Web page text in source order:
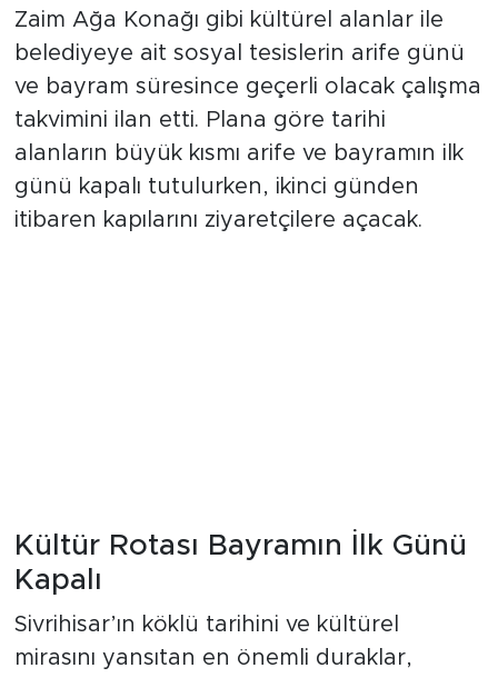
Zaim Ağa Konağı gibi kültürel alanlar ile
belediyeye ait sosyal tesislerin arife günü
ve bayram süresince geçerli olacak çalışma
takvimini ilan etti. Plana göre tarihi
alanların büyük kısmı arife ve bayramın ilk
günü kapalı tutulurken, ikinci günden
itibaren kapılarını ziyaretçilere açacak.
Kültür Rotası Bayramın İlk Günü
Kapalı
Sivrihisar’ın köklü tarihini ve kültürel
mirasını yansıtan en önemli duraklar,